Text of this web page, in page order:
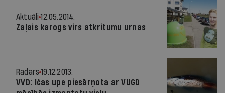
Aktuāli 12.05.2014.
Zaļais karogs virs atkritumu urnas
Radars 19.12.2013.
VVD: Ičas upe piesārņota ar VUGD